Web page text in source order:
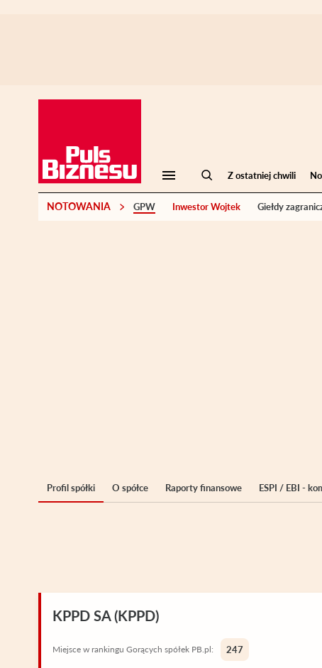
Z ostatniej chwili
NOTOWANIA GPW Inwestor Wojtek Giełdy
Profil spółki O spółce Raporty finansowe ESPI / EBI -
KPPD SA (KPPD)
Miejsce w rankingu Gorących spółek PB.pl: 247